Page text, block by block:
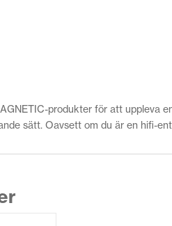
produkter för att uppleva
sätt. Oavsett om du är en hifi-